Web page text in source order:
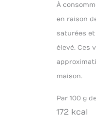
À
en raison
saturées
élevé. Ces
maison.
Par 100 g
172 kcal